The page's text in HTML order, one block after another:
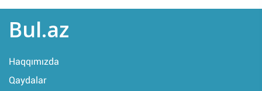
Bul.az
Haqqımızda
Qaydalar